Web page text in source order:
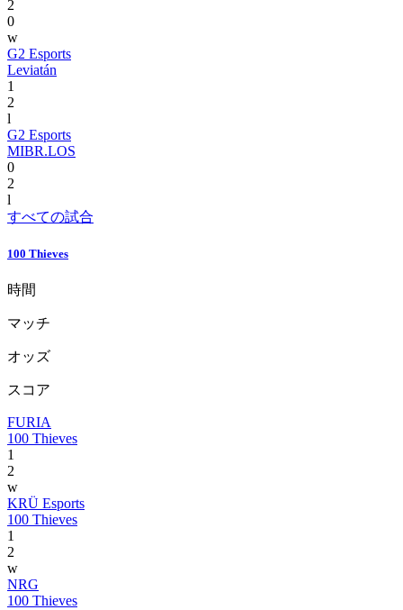
2
0
w
G2 Esports
Leviatán
1
2
l
G2 Esports
MIBR.LOS
0
2
l
すべての試合
100 Thieves
時間
マッチ
オッズ
スコア
FURIA
100 Thieves
1
2
w
KRÜ Esports
100 Thieves
1
2
w
NRG
100 Thieves